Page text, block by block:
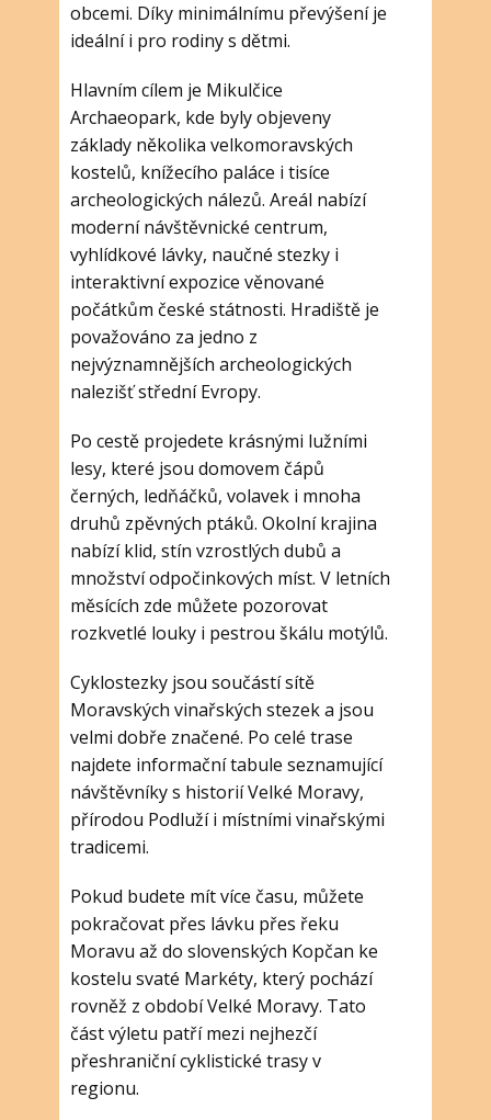
obcemi. Díky minimálnímu převýšení je
ideální i pro rodiny s dětmi.
Hlavním cílem je Mikulčice
Archaeopark, kde byly objeveny
základy několika velkomoravských
kostelů, knížecího paláce i tisíce
archeologických nálezů. Areál nabízí
moderní návštěvnické centrum,
vyhlídkové lávky, naučné stezky i
interaktivní expozice věnované
počátkům české státnosti. Hradiště je
považováno za jedno z
nejvýznamnějších archeologických
nalezišť střední Evropy.
Po cestě projedete krásnými lužními
lesy, které jsou domovem čápů
černých, ledňáčků, volavek i mnoha
druhů zpěvných ptáků. Okolní krajina
nabízí klid, stín vzrostlých dubů a
množství odpočinkových míst. V letních
měsících zde můžete pozorovat
rozkvetlé louky i pestrou škálu motýlů.
Cyklostezky jsou součástí sítě
Moravských vinařských stezek a jsou
velmi dobře značené. Po celé trase
najdete informační tabule seznamující
návštěvníky s historií Velké Moravy,
přírodou Podluží i místními vinařskými
tradicemi.
Pokud budete mít více času, můžete
pokračovat přes lávku přes řeku
Moravu až do slovenských Kopčan ke
kostelu svaté Markéty, který pochází
rovněž z období Velké Moravy. Tato
část výletu patří mezi nejhezčí
přeshraniční cyklistické trasy v
regionu.